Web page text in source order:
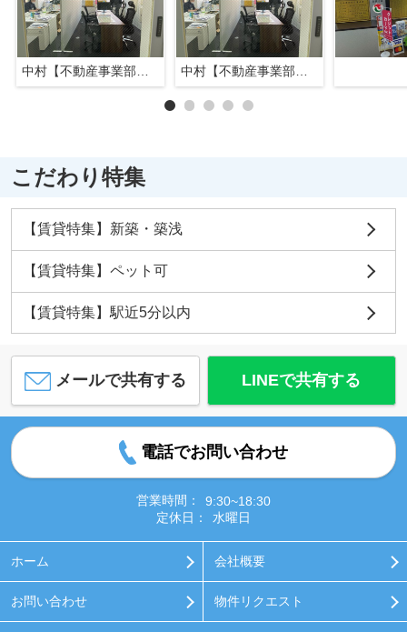
こだわり特集
【賃貸特集】新築・築浅
【賃貸特集】ペット可
【賃貸特集】駅近5分以内
メールで共有する LINEで共有する
電話でお問い合わせ
営業時間：
9:30~18:30
定休日：
水曜日
ホーム 会社概要
お問い合わせ 物件リクエスト